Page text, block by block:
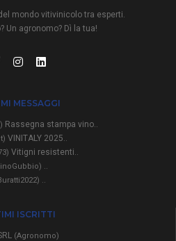
mondo vitivinicolo tra esperti.
Un agronomo? Dì la tua!
MESSAGGI
Rassegna stampa vino..
VINITALY 2025..
Vitigni resistenti..
ISCRITTI
(Agronomo)